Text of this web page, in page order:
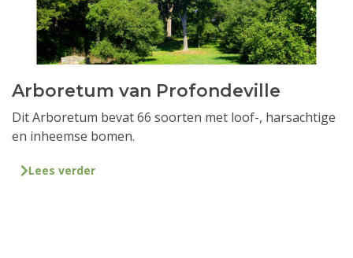
Arboretum van Profondeville
Dit Arboretum bevat 66 soorten met loof-, harsachtige
en inheemse bomen.
Lees verder